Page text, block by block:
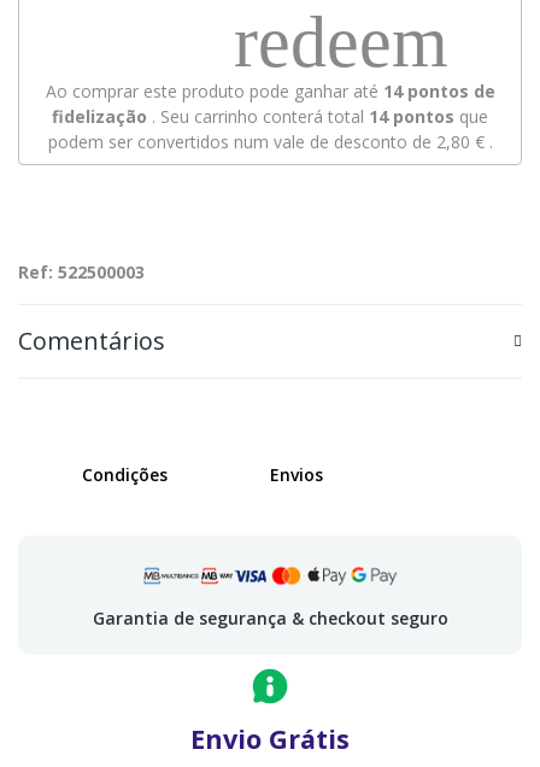
redeem
Ao comprar este produto pode ganhar até 14pontos de
fidelização . Seu carrinho conterá total 14pontos que
podem ser convertidos num vale de desconto de 2,80 €.
Ref: 522500003
Comentários
Condições Envios
Garantia de segurança & checkout seguro
Envio Grátis